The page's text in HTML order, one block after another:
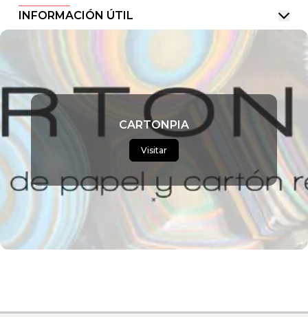
INFORMACIÓN ÚTIL
CARTONPIA
Visitar